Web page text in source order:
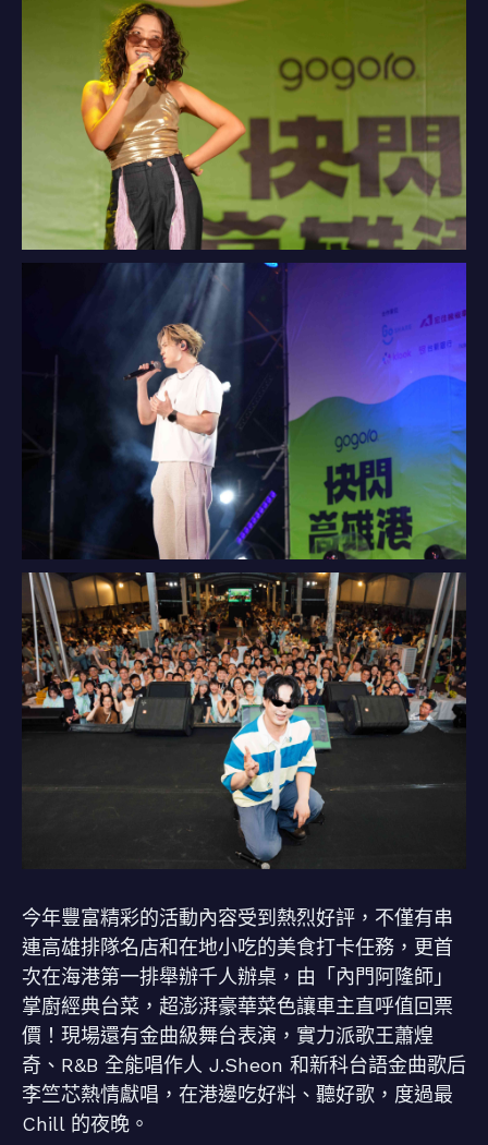
今年豐富精彩的活動內容受到熱烈好評，不僅有串
連高雄排隊名店和在地小吃的美食打卡任務，更首
次在海港第一排舉辦千人辦桌，由「內門阿隆師」
掌廚經典台菜，超澎湃豪華菜色讓車主直呼值回票
價！現場還有金曲級舞台表演，實力派歌王蕭煌
奇、R&B 全能唱作人 J.Sheon 和新科台語金曲歌后
李竺芯熱情獻唱，在港邊吃好料、聽好歌，度過最
Chill 的夜晚。